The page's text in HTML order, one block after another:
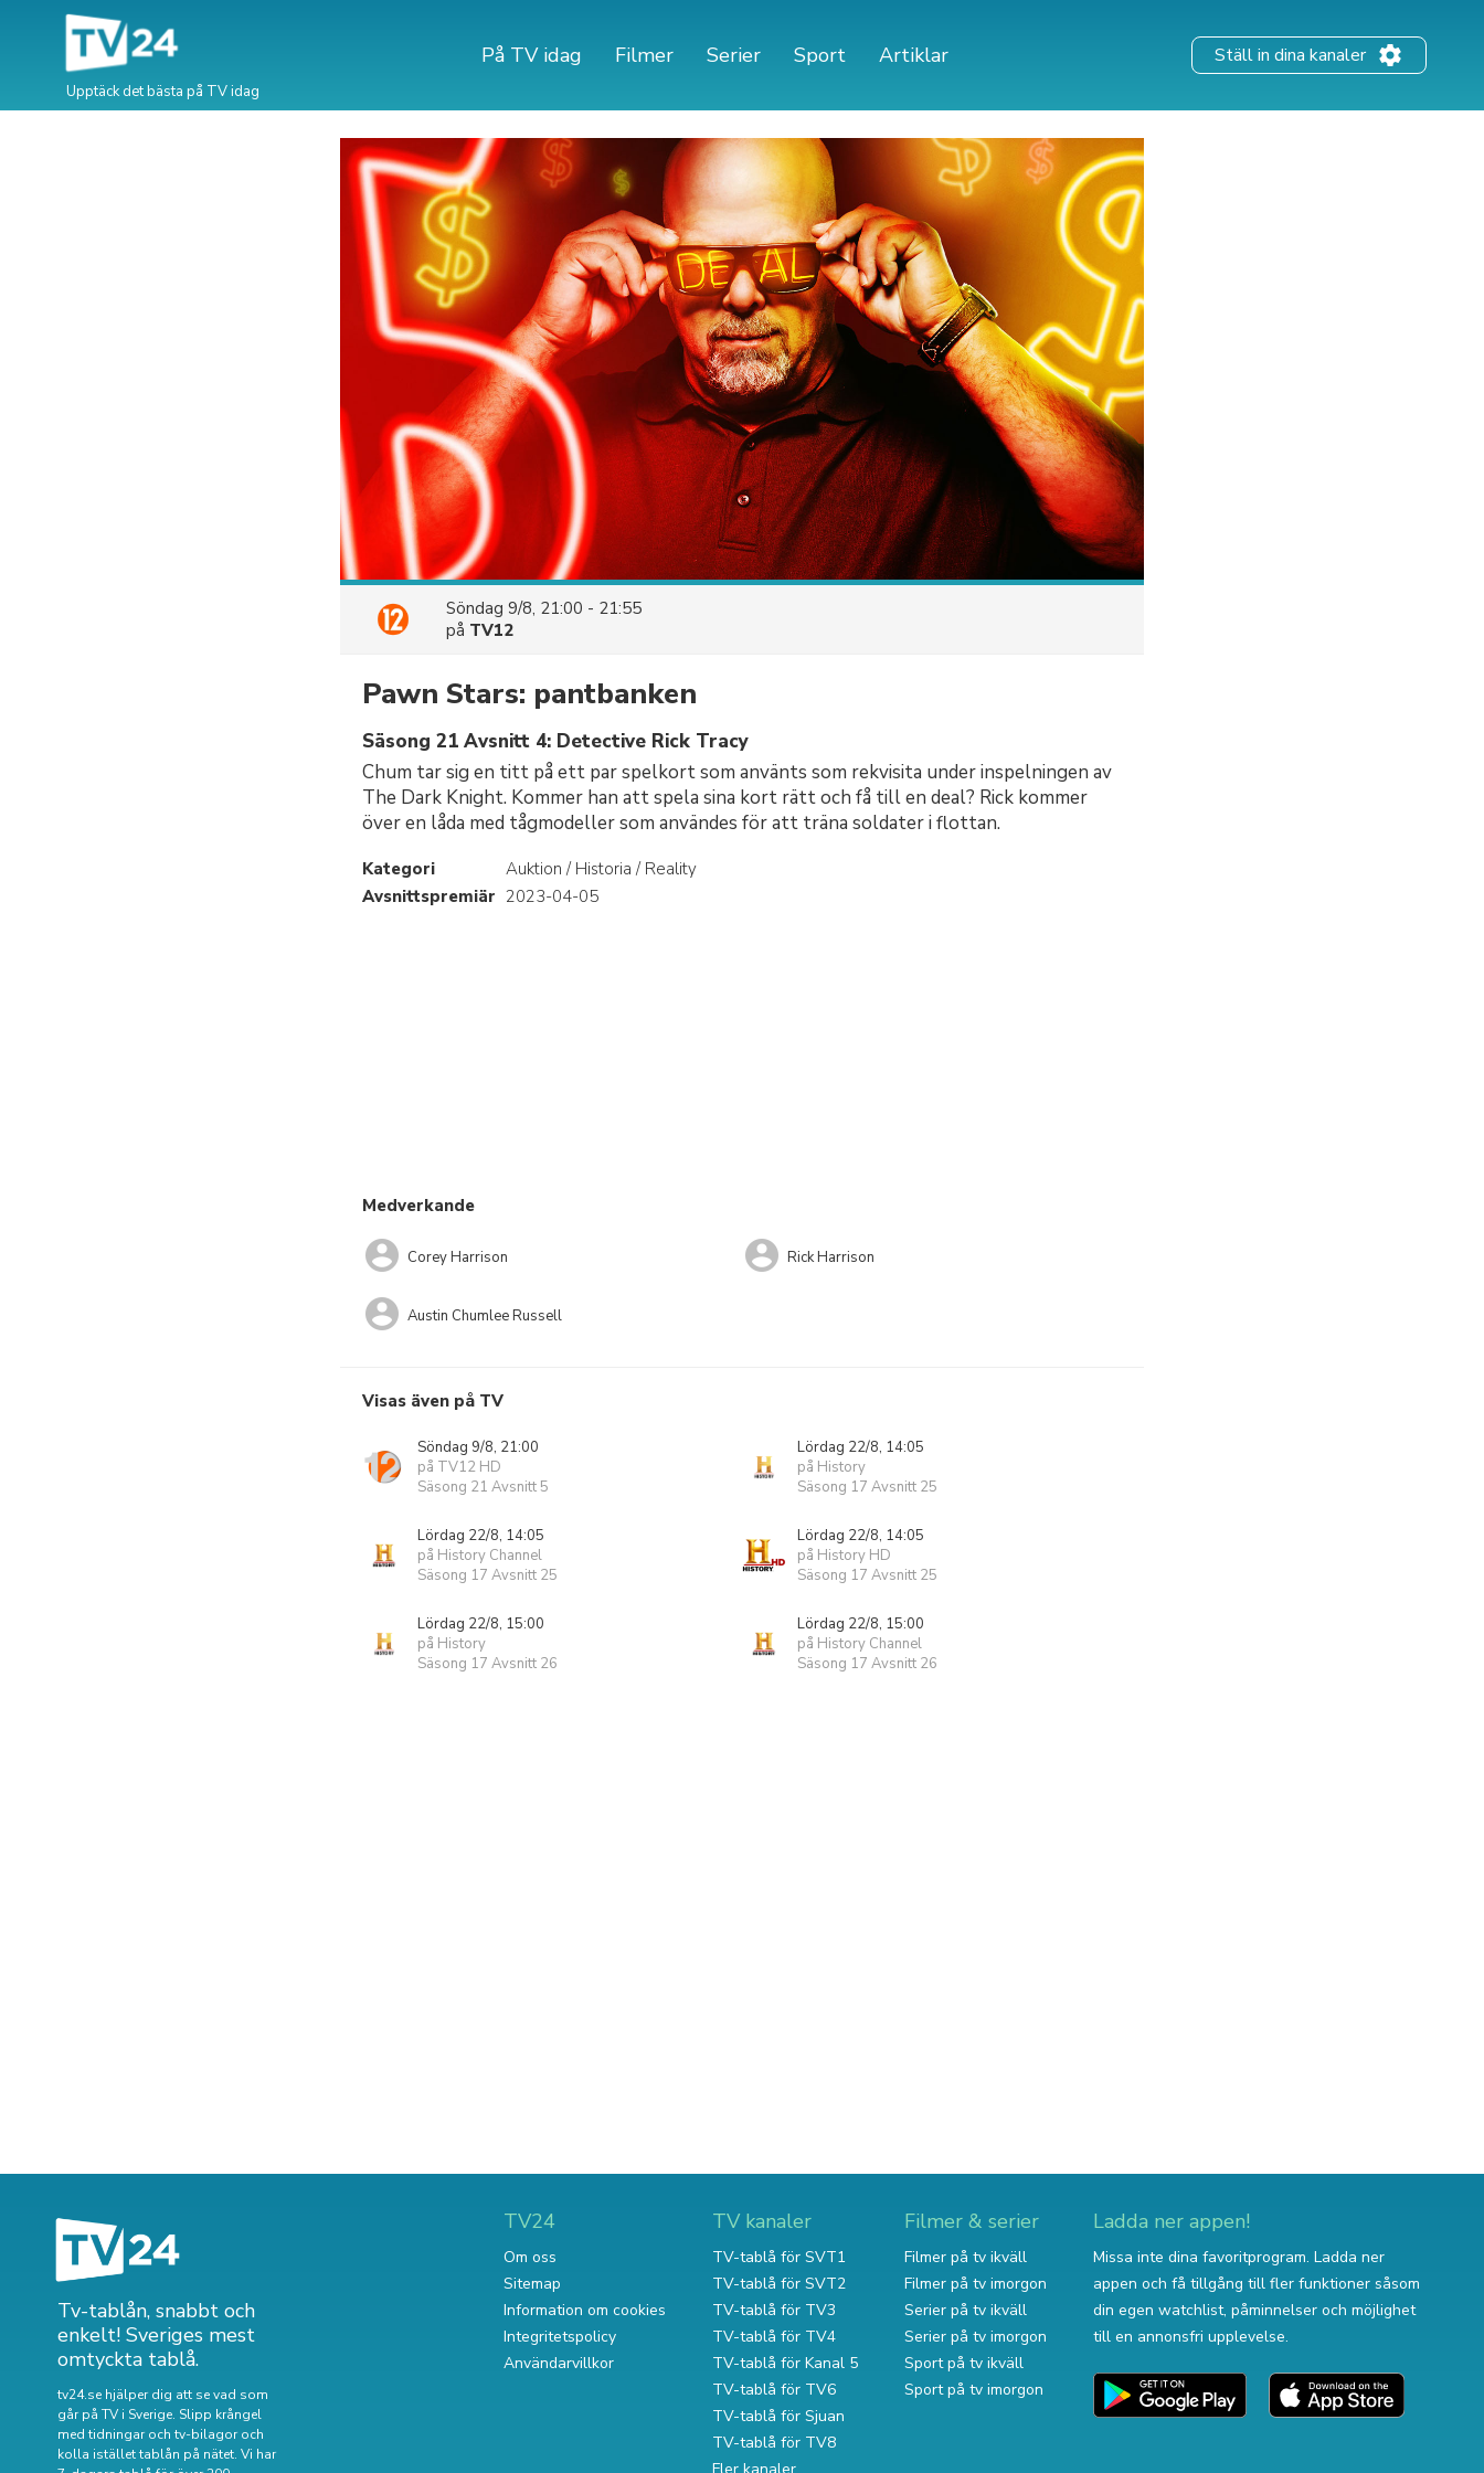
Upptäck det bästa på TV idag
På TV idag Filmer Serier Sport Artiklar Ställ in dina kanaler
Söndag 9/8, 21:00 - 21:55
på TV12
Pawn Stars: pantbanken
Säsong 21 Avsnitt 4: Detective Rick Tracy
Chum tar sig en titt på ett par spelkort som använts som rekvisita under inspelningen av
The Dark Knight. Kommer han att spela sina kort rätt och få till en deal? Rick kommer
över en låda med tågmodeller som användes för att träna soldater i flottan.
Kategori
Auktion / Historia / Reality
Avsnittspremiär 2023-04-05
Medverkande
Corey Harrison Rick Harrison
Austin Chumlee Russell
Visas även på TV
Söndag 9/8, 21:00
på TV12 HD
Säsong 21 Avsnitt 5
Lördag 22/8, 14:05
på History
Säsong 17 Avsnitt 25
Lördag 22/8, 14:05
på History Channel
Säsong 17 Avsnitt 25
Lördag 22/8, 14:05
på History HD
Säsong 17 Avsnitt 25
Lördag 22/8, 15:00
på History
Säsong 17 Avsnitt 26
Lördag 22/8, 15:00
på History Channel
Säsong 17 Avsnitt 26
Tv-tablån, snabbt och
enkelt! Sveriges mest
omtyckta tablå.
tv24.se hjälper dig att se vad som
går på TV i Sverige. Slipp krångel
med tidningar och tv-bilagor och
kolla istället tablån på nätet. Vi har
TV24
Om oss
Sitemap
Information om cookies
Integritetspolicy
Användarvillkor
TV kanaler
TV-tablå för SVT1
TV-tablå för SVT2
TV-tablå för TV3
TV-tablå för TV4
TV-tablå för Kanal 5
TV-tablå för TV6
TV-tablå för Sjuan
TV-tablå för TV8
Filmer & serier
Filmer på tv ikväll
Filmer på tv imorgon
Serier på tv ikväll
Serier på tv imorgon
Sport på tv ikväll
Sport på tv imorgon
Ladda ner appen!
Missa inte dina favoritprogram. Ladda ner
appen och få tillgång till fler funktioner såsom
din egen watchlist, påminnelser och möjlighet
till en annonsfri upplevelse.